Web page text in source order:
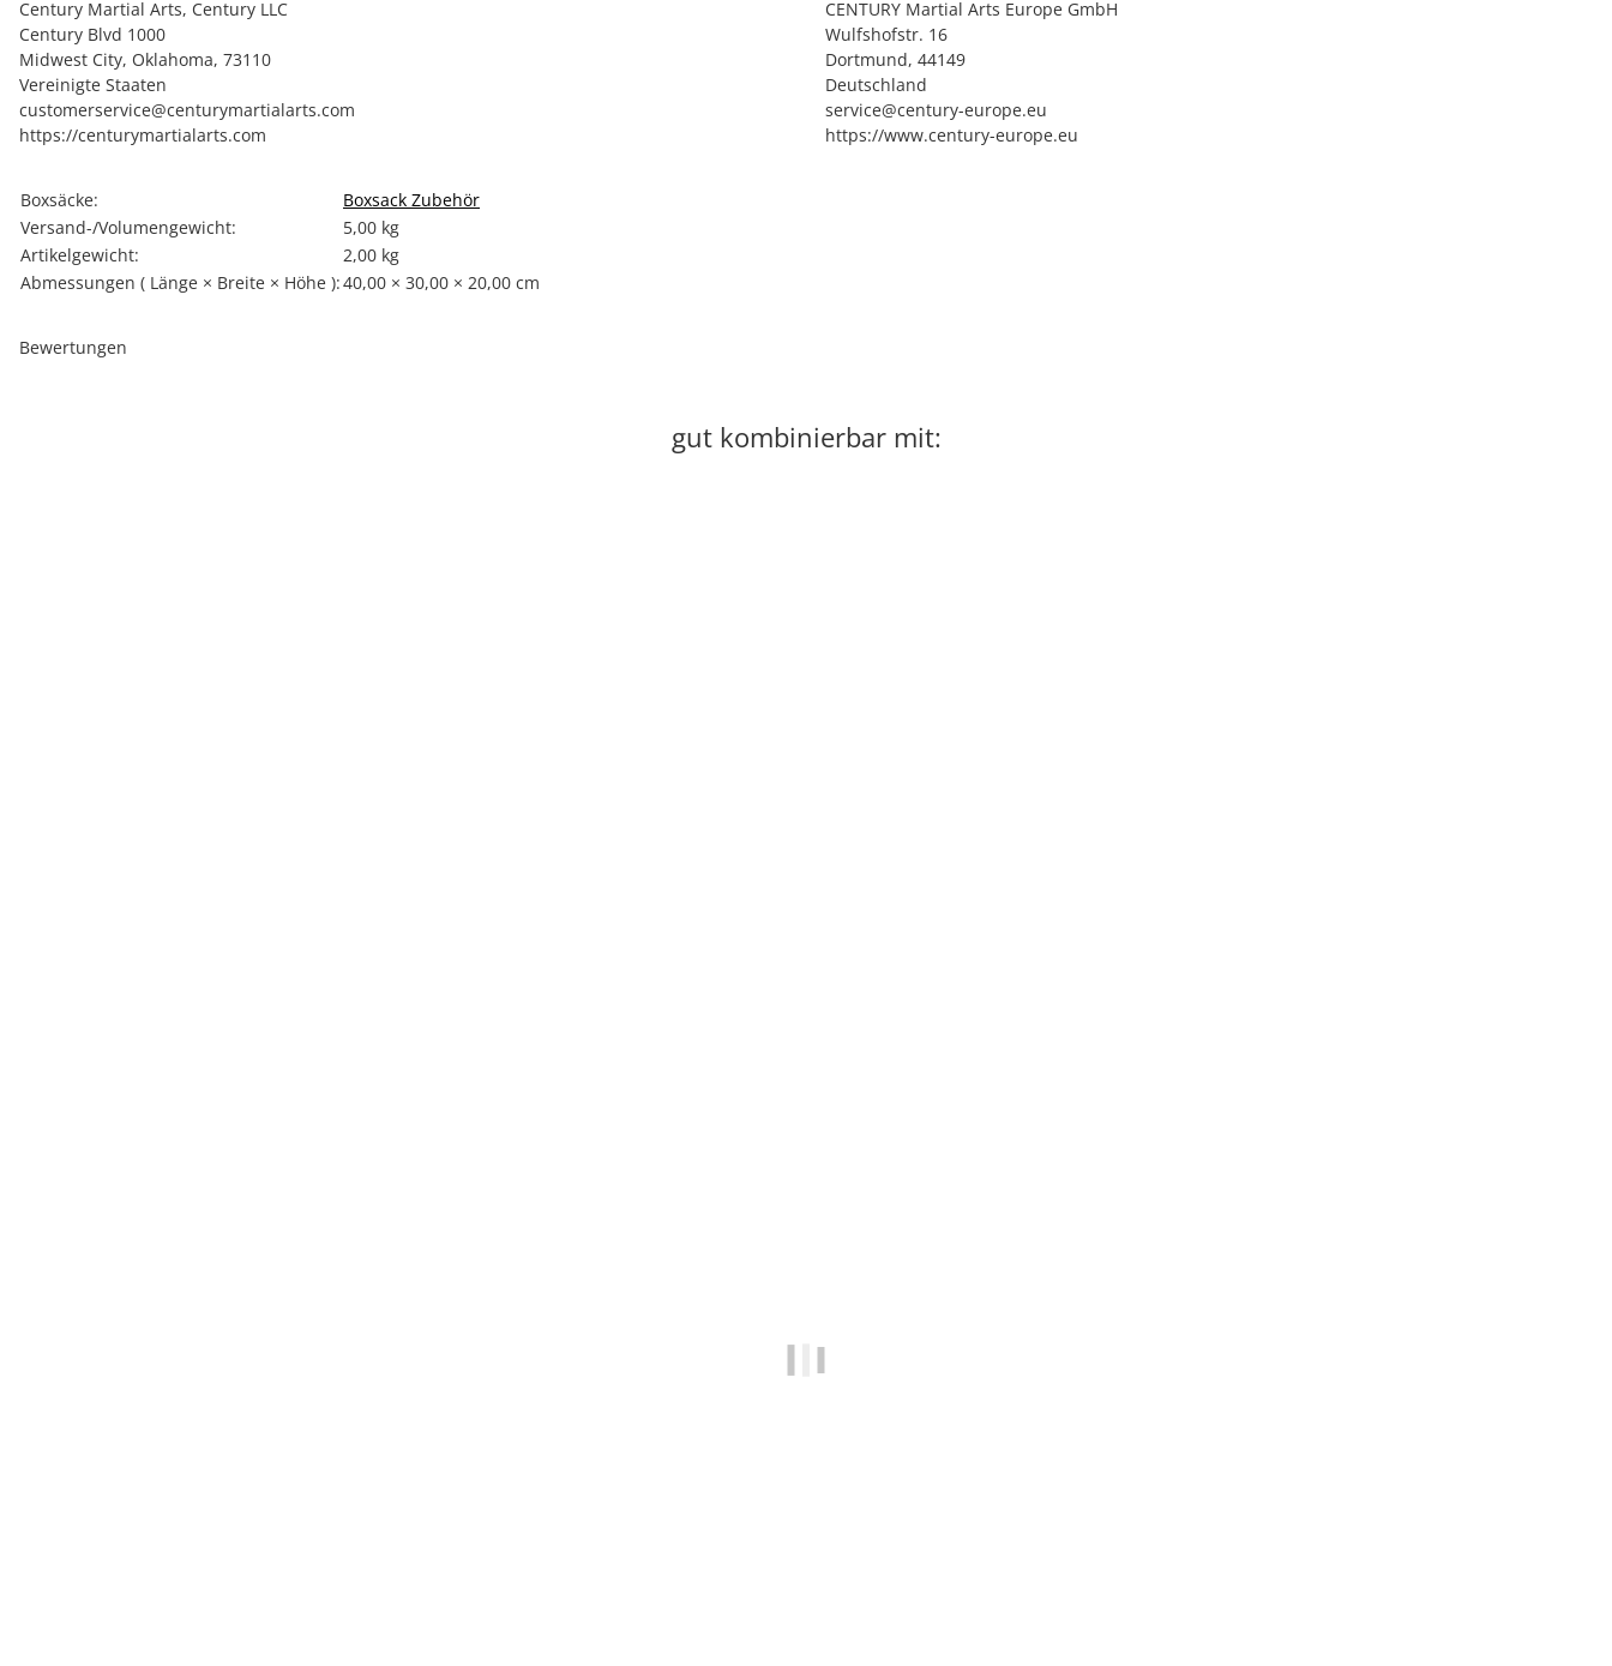
Century Martial Arts, Century LLC
Century Blvd 1000
Midwest City, Oklahoma, 73110
Vereinigte Staaten
customerservice@centurymartialarts.com
https://centurymartialarts.com
CENTURY Martial Arts Europe GmbH
Wulfshofstr. 16
Dortmund, 44149
Deutschland
service@century-europe.eu
https://www.century-europe.eu
Produkteigenschaft
Wert
Boxsäcke:
Boxsack Zubehör
Versand-/Volumengewicht:
5,00 kg
Artikelgewicht:
2,00 kg
Abmessungen ( Länge × Breite × Höhe ):40,00 × 30,00 × 20,00 cm
Bewertungen
gut kombinierbar mit: